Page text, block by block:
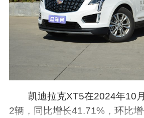
凯迪拉克XT5在2024年10
2辆，同比增长41.71%，环比